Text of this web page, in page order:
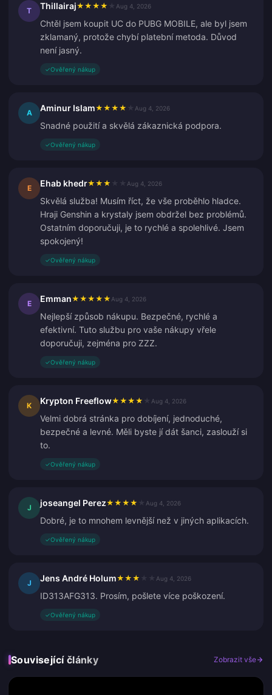
T Thillairaj★ ★ ★ ★ Aug 4, 2026
Chtěl jsem koupit UC do PUBG MOBILE, ale byl jsem
zklamaný, protože chybí platební metoda. Důvod
není jasný.
✓Ověřený nákup
A Aminur Islam★ ★ ★ ★ Aug 4, 2026
Snadné použití a skvělá zákaznická podpora.
✓Ověřený nákup
E Ehab khedr★ ★ ★ Aug 4, 2026
Skvělá služba! Musím říct, že vše proběhlo hladce.
Hraji Genshin a krystaly jsem obdržel bez problémů.
Ostatním doporučuji, je to rychlé a spolehlivé. Jsem
spokojený!
✓Ověřený nákup
E Emman★ ★ ★ ★ ★ Aug 4, 2026
Nejlepší způsob nákupu. Bezpečné, rychlé a
efektivní. Tuto službu pro vaše nákupy vřele
doporučuji, zejména pro ZZZ.
✓Ověřený nákup
K Krypton Freeflow★ ★ ★ ★ Aug 4, 2026
Velmi dobrá stránka pro dobíjení, jednoduché,
bezpečné a levné. Měli byste jí dát šanci, zaslouží si
to.
✓Ověřený nákup
J joseangel Perez★ ★ ★ ★ Aug 4, 2026
Dobré, je to mnohem levnější než v jiných aplikacích.
✓Ověřený nákup
J Jens André Holum★ ★ ★ Aug 4, 2026
ID313AFG313. Prosím, pošlete více poškození.
✓Ověřený nákup
Související články Zobrazit vše